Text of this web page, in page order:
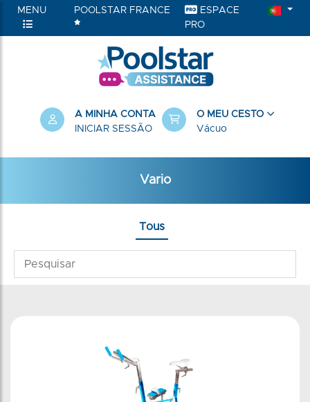
MENU POOLSTAR FRANCE
ESPACE
PRO
A MINHA CONTA
INICIAR SESSÃO
O MEU CESTO
Vácuo
Vario
Tous